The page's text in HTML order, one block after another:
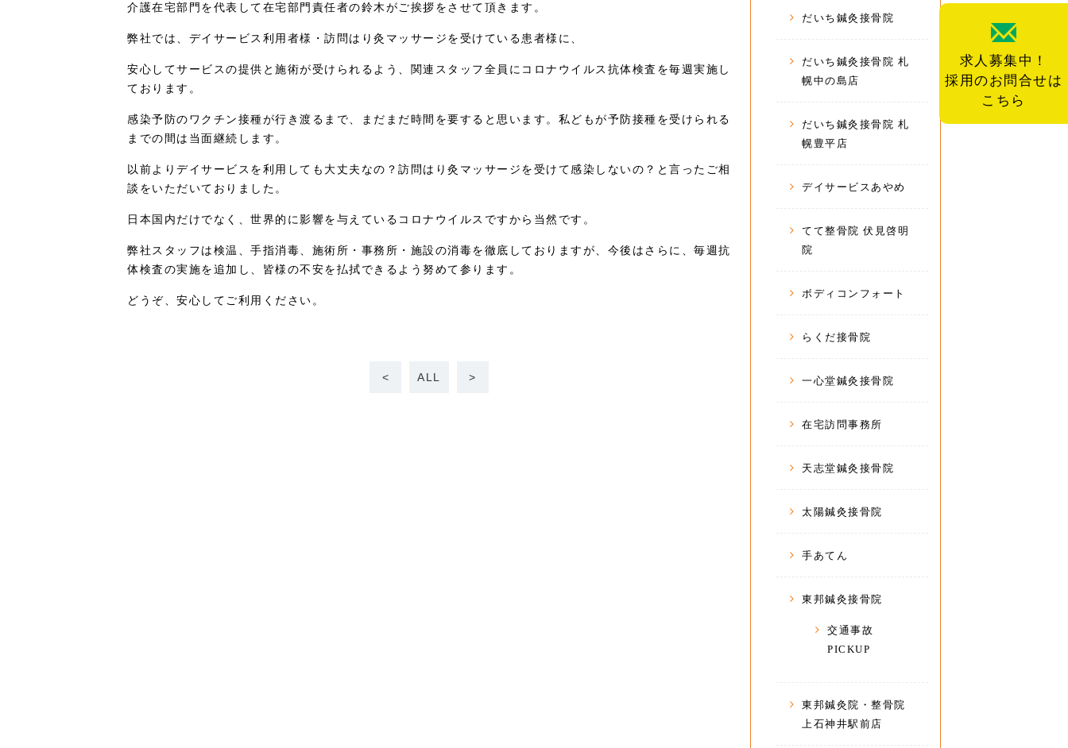
求人募集中！
採用のお問合せは
こちら
介護在宅部門を代表して在宅部門責任者の鈴木がご挨拶をさせて頂きます。
弊社では、デイサービス利用者様・訪問はり灸マッサージを受けている患者様に、
安心してサービスの提供と施術が受けられるよう、関連スタッフ全員にコロナウイルス抗体検査を毎週実施し
ております。
感染予防のワクチン接種が行き渡るまで、まだまだ時間を要すると思います。私どもが予防接種を受けられる
までの間は当面継続します。
以前よりデイサービスを利用しても大丈夫なの？訪問はり灸マッサージを受けて感染しないの？と言ったご相
談をいただいておりました。
日本国内だけでなく、世界的に影響を与えているコロナウイルスですから当然です。
弊社スタッフは検温、手指消毒、施術所・事務所・施設の消毒を徹底しておりますが、今後はさらに、毎週抗
体検査の実施を追加し、皆様の不安を払拭できるよう努めて参ります。
どうぞ、安心してご利用ください。
< ALL >
だいち鍼灸接骨院
だいち鍼灸接骨院 札
幌中の島店
だいち鍼灸接骨院 札
幌豊平店
デイサービスあやめ
てて整骨院 伏見啓明
院
ボディコンフォート
らくだ接骨院
一心堂鍼灸接骨院
在宅訪問事務所
天志堂鍼灸接骨院
太陽鍼灸接骨院
手あてん
東邦鍼灸接骨院
交通事故
PICKUP
東邦鍼灸院・整骨院
上石神井駅前店